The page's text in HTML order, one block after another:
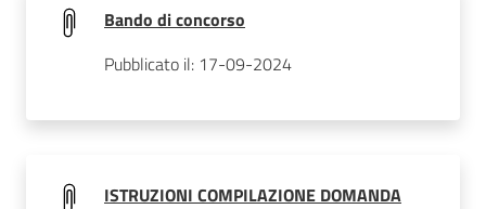
Bando di concorso
Pubblicato il: 17-09-2024
ISTRUZIONI COMPILAZIONE DOMANDA